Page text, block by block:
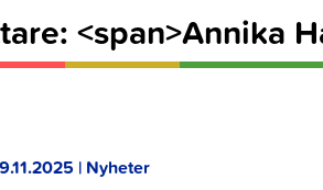
<span>Annika
| Nyheter